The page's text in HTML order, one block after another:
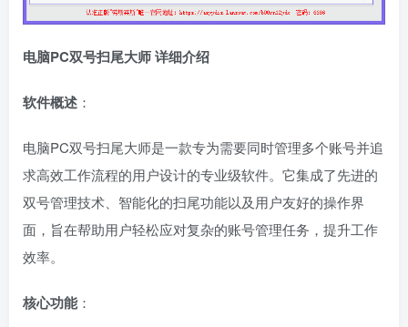
电脑PC双号扫尾大师 详细介绍
软件概述 ：
电脑PC双号扫尾大师是一款专为需要同时管理多个账号并追
求高效工作流程的用户设计的专业级软件。它集成了先进的
双号管理技术、智能化的扫尾功能以及用户友好的操作界
面，旨在帮助用户轻松应对复杂的账号管理任务，提升工作
效率。
核心功能：